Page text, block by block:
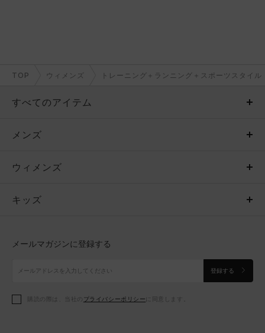
TOP ウィメンズ トレーニング＋ランニング＋スポーツスタイル
すべてのアイテム
メンズ
ウィメンズ
キッズ
アクセサリー
メンズ
トップス
ボトムス
アクセサリー
ウィメンズ
トップス
シューズ
アクセサリー
キッズ
シューズ
メールマガジンに登録する
登録する
購読の際は、当社の プライバシーポリシー に同意します。